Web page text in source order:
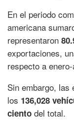
En el periodo
americana
representaron
exportaciones,
respecto a
Sin embargo, las
los 136,028
ciento del total.